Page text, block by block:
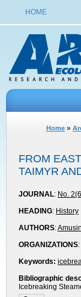
HOME
Home »
FROM
TAIMYR
JOURNAL: No.
HEADING: History
AUTHORS:
ORGANIZATIONS:
Keywords:
Bibliographic
Icebreaking